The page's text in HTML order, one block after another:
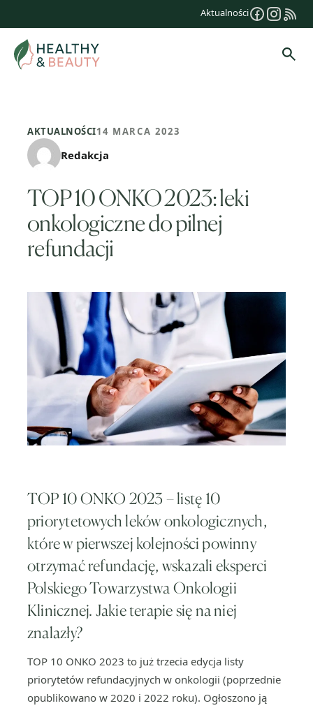
treści
Aktualności
AKTUALNOŚCI14 MARCA 2023
Redakcja
TOP 10 ONKO 2023: leki
onkologiczne do pilnej
refundacji
TOP 10 ONKO 2023 – listę 10
priorytetowych leków onkologicznych,
które w pierwszej kolejności powinny
otrzymać refundację, wskazali eksperci
Polskiego Towarzystwa Onkologii
Klinicznej. Jakie terapie się na niej
znalazły?
TOP 10 ONKO 2023 to już trzecia edycja listy
priorytetów refundacyjnych w onkologii (poprzednie
opublikowano w 2020 i 2022 roku). Ogłoszono ją